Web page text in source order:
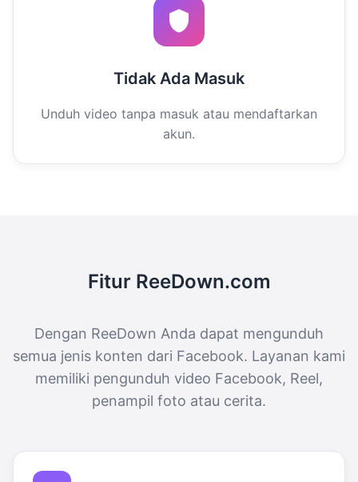
Tidak Ada Masuk
Unduh video tanpa masuk atau mendaftarkan
akun.
Fitur ReeDown.com
Dengan ReeDown Anda dapat mengunduh
semua jenis konten dari Facebook. Layanan kami
memiliki pengunduh video Facebook, Reel,
penampil foto atau cerita.